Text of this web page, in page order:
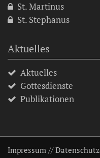
St. Martinus
St. Stephanus
Aktuelles
Aktuelles
Gottesdienste
Publikationen
Impressum //Datenschutz